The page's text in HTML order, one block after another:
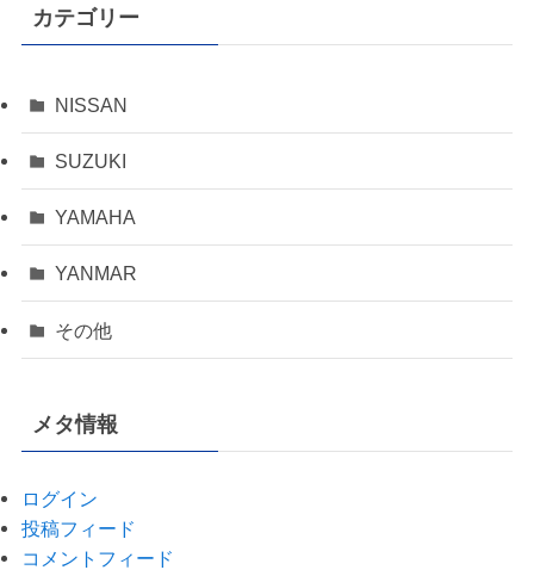
カテゴリー
NISSAN
SUZUKI
YAMAHA
YANMAR
その他
メタ情報
ログイン
投稿フィード
コメントフィード